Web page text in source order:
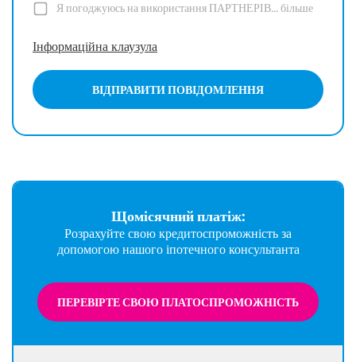
Я погоджуюсь на використання ПАРТНЕРІВ...більше
Інформаційна клаузула
ВІДПРАВИТИ ПОВІДОМЛЕННЯ
Щомісячний платіж:
Розрахуйте свою кредитоспроможність за
допомогою нашого іпотечного консультанта
ПЕРЕВІРТЕ СВОЮ ПЛАТОСПРОМОЖНІСТЬ